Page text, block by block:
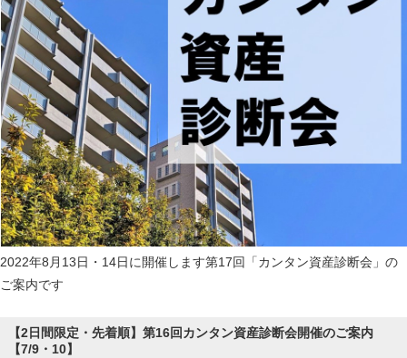
2022年8月13日・14日に開催します第17回「カンタン資産診断会」の
ご案内です
【2日間限定・先着順】第16回カンタン資産診断会開催のご案内
【7/9・10】